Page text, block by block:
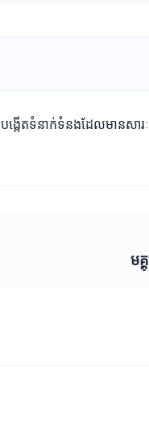
បង្កើតទំនាក់ទំនងដែលមានស
មគ្